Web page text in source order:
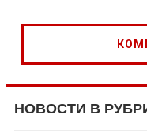
НОВОСТИ В